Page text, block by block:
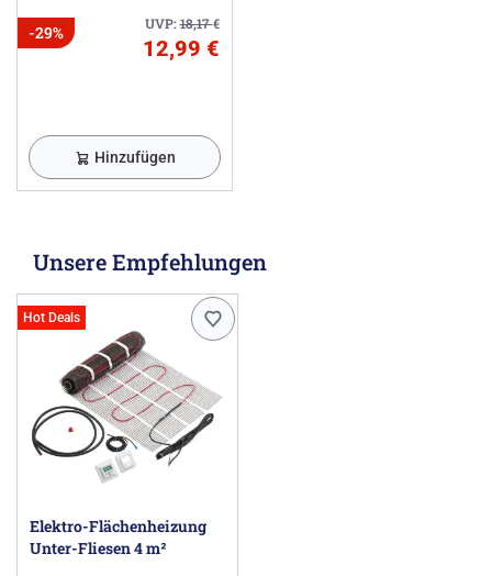
UVP:18,17€
-29%
12,99 €
Hinzufügen
Unsere Empfehlungen
Hot Deals
Elektro-Flächenheizung
Unter-Fliesen 4 m²